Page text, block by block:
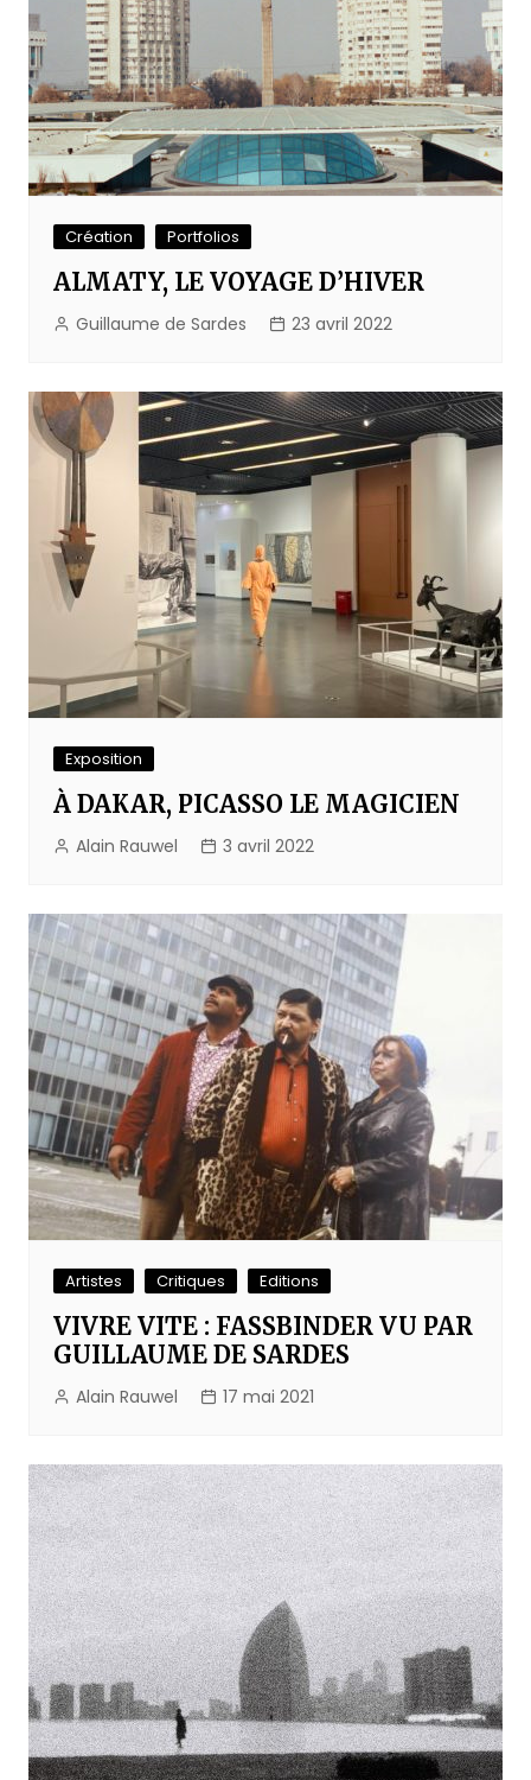
Création Portfolios
ALMATY, LE VOYAGE D’HIVER
Guillaume de Sardes 23 avril 2022
Exposition
À DAKAR, PICASSO LE MAGICIEN
Alain Rauwel 3 avril 2022
Artistes Critiques Editions
VIVRE VITE : FASSBINDER VU PAR
GUILLAUME DE SARDES
Alain Rauwel 17 mai 2021